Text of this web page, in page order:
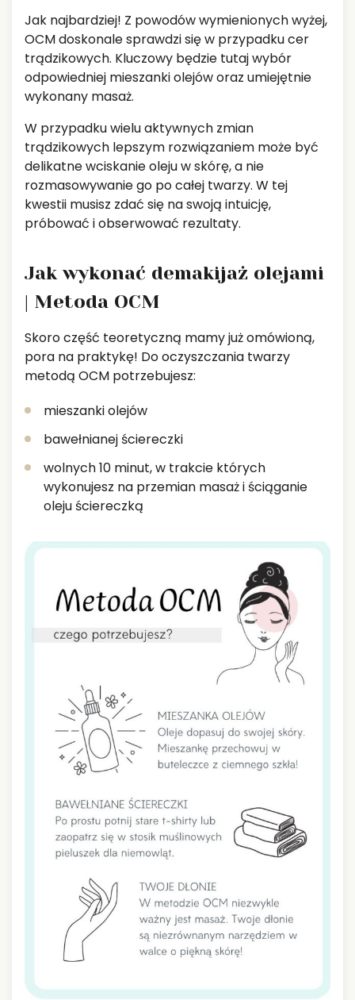
Jak najbardziej! Z powodów wymienionych wyżej,
OCM doskonale sprawdzi się w przypadku cer
trądzikowych. Kluczowy będzie tutaj wybór
odpowiedniej mieszanki olejów oraz umiejętnie
wykonany masaż.
W przypadku wielu aktywnych zmian
trądzikowych lepszym rozwiązaniem może być
delikatne wciskanie oleju w skórę, a nie
rozmasowywanie go po całej twarzy. W tej
kwestii musisz zdać się na swoją intuicję,
próbować i obserwować rezultaty.
Jak wykonać demakijaż olejami
| Metoda OCM
Skoro część teoretyczną mamy już omówioną,
pora na praktykę! Do oczyszczania twarzy
metodą OCM potrzebujesz:
mieszanki olejów
bawełnianej ściereczki
wolnych 10 minut, w trakcie których
wykonujesz na przemian masaż i ściąganie
oleju ściereczką